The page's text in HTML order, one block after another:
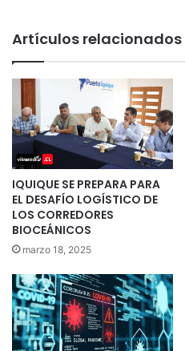
Artículos relacionados
IQUIQUE SE PREPARA PARA
EL DESAFÍO LOGÍSTICO DE
LOS CORREDORES
BIOCEÁNICOS
marzo 18, 2025